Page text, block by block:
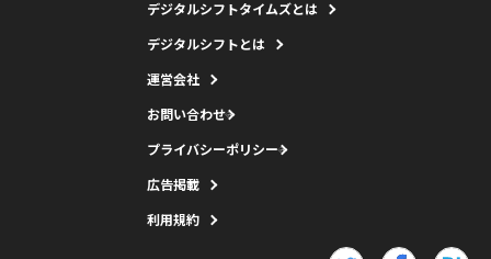
デジタルシフトタイムズとは
デジタルシフトとは
運営会社
お問い合わせ
プライバシーポリシー
広告掲載
利用規約